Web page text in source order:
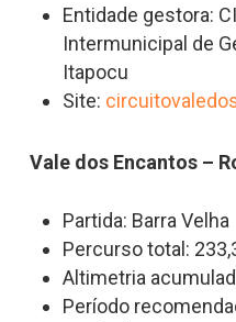
Entidade gestora:
Intermunicipal de
Itapocu
Site:
Vale dos Encantos –
Partida: Barra Velha
Percurso total:
Altimetria
Período